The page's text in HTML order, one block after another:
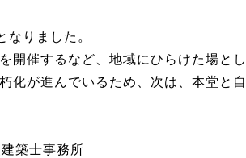
りました。
開催するなど、地域にひらけた場とし
化が進んでいるため、次は、本堂と自
築士事務所